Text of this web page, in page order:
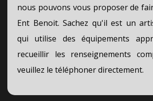
nous pouvons vous proposer de
Ent Benoit. Sachez qu'il est un
qui utilise des équipements
recueillir les renseignements
veuillez le téléphoner directement.